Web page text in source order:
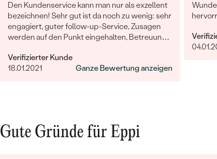
ABMESSUNGEN:
1 mm
REINHEIT:
SI
FARBE:
G-H
Den Kundenservice kann man nur als exzellent
bezeichnen! Sehr gut ist da noch zu wenig: sehr
engagiert, guter follow-up-Service, Zusagen
werden auf den Punkt eingehalten, Betreuung
Verifizierter Kunde
18.01.2021
Ganze Bewertung anzeigen
Gute Gründe für Eppi